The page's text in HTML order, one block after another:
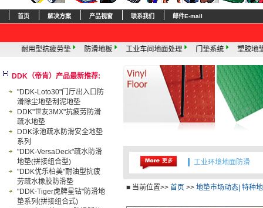
防滑地板 工业车间地面处理 门垫系统 塑胶地垫 泳池防滑垫
首页 解决方案 产品视窗 联系我们 邮件E-mail
DDK（帝肯）产品最新推荐:
"DDK-Loto30"门厅出入口防
滑除尘地垫刮泥地垫
DDK"世友3MX"抗疲劳防滑
疏水地垫
DDK泳池疏水防滑安全地垫
系列
"DDK-VersaDeck"疏水防滑
地垫(拼接组合型)
"DDK优乐柏美"耐油型抗疲
劳疏水橡胶防滑垫
"DDK-Tiger虎牌星钻"防滑地
垫系列(拼接组合式)
工业环境地面防滑
卫浴防滑垫 工
■ 当前位置>> 首页 >> 地垫市场动态| 特种